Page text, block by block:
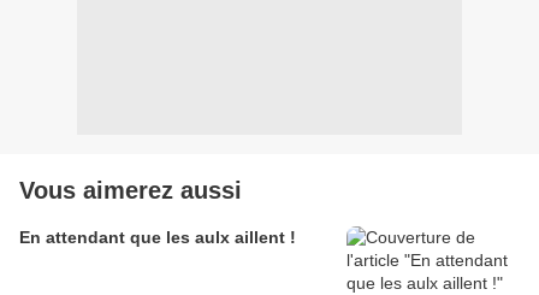
Vous aimerez aussi
En attendant que les aulx aillent !